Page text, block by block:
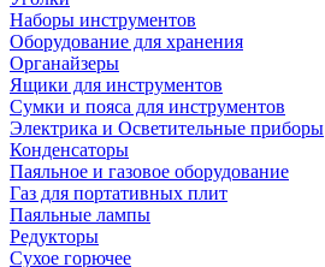
Наборы инструментов
Оборудование для хранения
Органайзеры
Ящики для инструментов
Сумки и пояса для инструментов
Электрика и Осветительные приборы
Конденсаторы
Паяльное и газовое оборудование
Газ для портативных плит
Паяльные лампы
Редукторы
Сухое горючее